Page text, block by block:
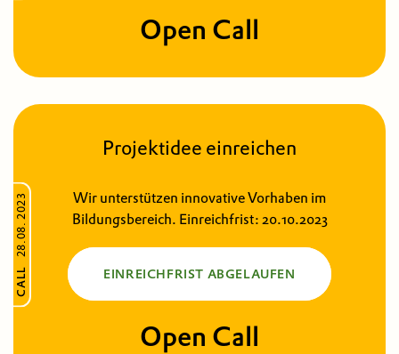
Open Call
CALL
28.08. 2023
Projektidee einreichen
Wir unterstützen innovative Vorhaben im
Bildungsbereich. Einreichfrist: 20.10.2023
EINREICHFRIST ABGELAUFEN
Open Call